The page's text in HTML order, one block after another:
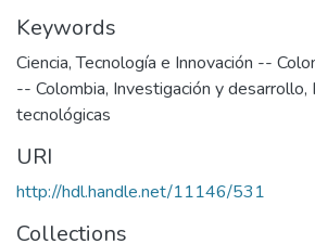
Keywords
Ciencia, Tecnología e Innovación --
-- Colombia, Investigación y desarrollo,
tecnológicas
URI
http://hdl.handle.net/11146/531
Collections